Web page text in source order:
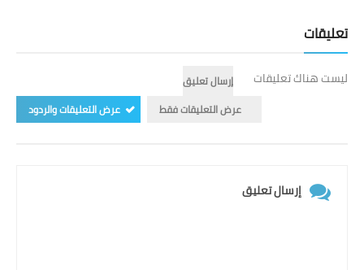
تعليقات
ليست هناك تعليقات
إرسال تعليق
عرض التعليقات فقط
عرض التعليقات والردود
إرسال تعليق